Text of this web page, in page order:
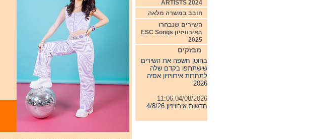
ARTISTS 2024
חובב במשרה מלאה
השירים שנבחרו
באירוויזיון ESC Songs
2025
מבזקים
07/08/2026 00:05
בהוטן חשפה את השירים
שישתתפו בקדם שלה
לתחרות אירוויזיון אסיה
2026
04/08/2026 11:06
חדשות אירוויזיון 4/8/26
31/07/2026 08:54